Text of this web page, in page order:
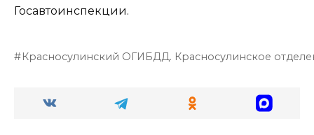
Госавтоинспекции.
Красносулинский ОГИБДД. Красносулинское